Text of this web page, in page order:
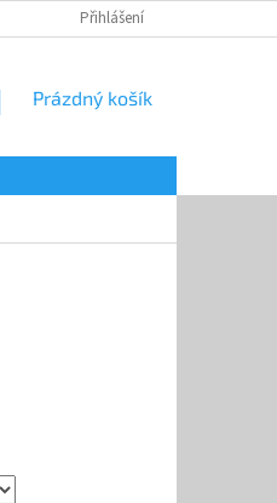
Přihlášení
NÁKUPNÍ
Prázdný košík